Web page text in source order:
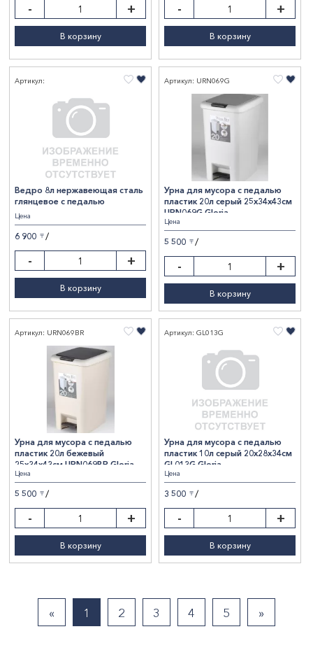
- +
В корзину
- +
В корзину
Артикул:
Ведро 8л нержавеющая сталь
глянцевое с педалью
Цена
6 900 〒 /
- +
В корзину
Артикул: URN069G
Урна для мусора с педалью
пластик 20л серый 25х34х43см
URN069G Gloria
Цена
5 500 〒 /
- +
В корзину
Артикул: URN069BR
Урна для мусора с педалью
пластик 20л бежевый
25х34х43см URN069BR Gloria
Цена
5 500 〒 /
- +
В корзину
Артикул: GL013G
Урна для мусора с педалью
пластик 10л серый 20х28х34см
GL013G Gloria
Цена
3 500 〒 /
- +
В корзину
« 1 2 3 4 5 »